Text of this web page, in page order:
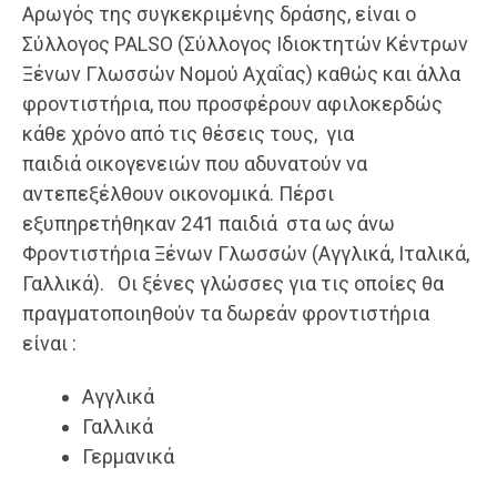
Αρωγός της συγκεκριμένης δράσης, είναι ο
Σύλλογος PALSO (Σύλλογος Ιδιοκτητών Κέντρων
Ξένων Γλωσσών Νομού Αχαΐας) καθώς και άλλα
φροντιστήρια, που προσφέρουν αφιλοκερδώς
κάθε χρόνο από τις θέσεις τους, για
παιδιά οικογενειών που αδυνατούν να
αντεπεξέλθουν οικονομικά. Πέρσι
εξυπηρετήθηκαν 241 παιδιά στα ως άνω
Φροντιστήρια Ξένων Γλωσσών (Αγγλικά, Ιταλικά,
Γαλλικά). Οι ξένες γλώσσες για τις οποίες θα
πραγματοποιηθούν τα δωρεάν φροντιστήρια
είναι :
Αγγλικά
Γαλλικά
Γερμανικά